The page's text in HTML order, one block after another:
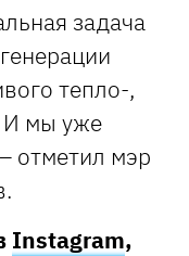
задача
тепло-,
И мы уже
отметил мэр
Instagram,